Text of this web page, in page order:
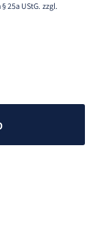
25a UStG. zzgl.